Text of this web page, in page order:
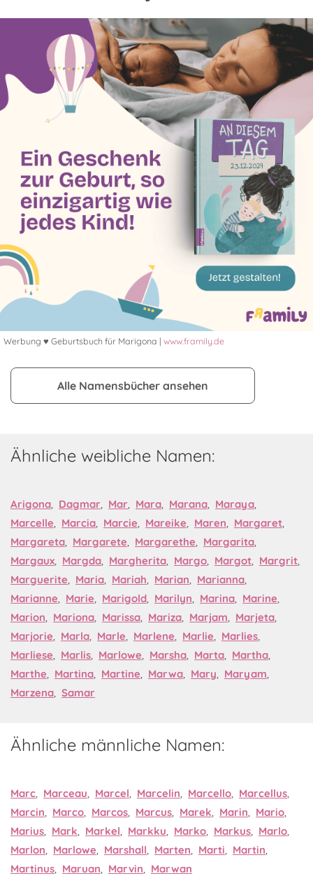
Werbung ♥ Geburtsbuch für Marigona | www.framily.de
Alle Namensbücher ansehen
Ähnliche weibliche Namen:
Arigona, Dagmar, Mar, Mara, Marana, Maraya,
Marcelle, Marcia, Marcie, Mareike, Maren, Margaret,
Margareta, Margarete, Margarethe, Margarita,
Margaux, Margda, Margherita, Margo, Margot, Margrit,
Marguerite, Maria, Mariah, Marian, Marianna,
Marianne, Marie, Marigold, Marilyn, Marina, Marine,
Marion, Mariona, Marissa, Mariza, Marjam, Marjeta,
Marjorie, Marla, Marle, Marlene, Marlie, Marlies,
Marliese, Marlis, Marlowe, Marsha, Marta, Martha,
Marthe, Martina, Martine, Marwa, Mary, Maryam,
Marzena, Samar
Ähnliche männliche Namen:
Marc, Marceau, Marcel, Marcelin, Marcello, Marcellus,
Marcin, Marco, Marcos, Marcus, Marek, Marin, Mario,
Marius, Mark, Markel, Markku, Marko, Markus, Marlo,
Marlon, Marlowe, Marshall, Marten, Marti, Martin,
Martinus, Maruan, Marvin, Marwan